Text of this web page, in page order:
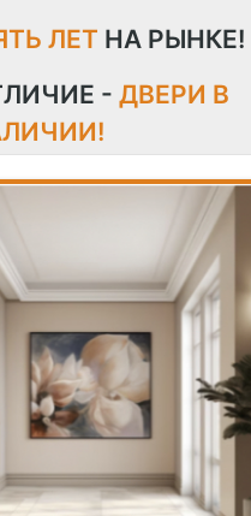
ЛЕТ НА РЫНКЕ!
- ДВЕРИ В